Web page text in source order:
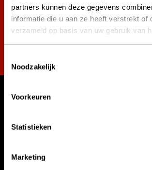
partners kunnen deze gegevens
informatie die u aan ze heeft verstrekt of
verzameld op basis van uw gebruik van
Noodzakelijk
Voorkeuren
Statistieken
Marketing
Waar kunnen we u mee helpen?
Bel ons gerust
Chat met ons